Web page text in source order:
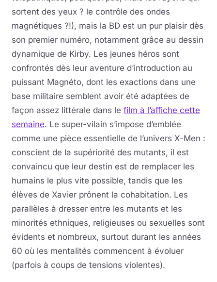
sortent des yeux ? le contrôle des ondes
magnétiques ?!), mais la BD est un pur plaisir dès
son premier numéro, notamment grâce au dessin
dynamique de Kirby. Les jeunes héros sont
confrontés dès leur aventure d’introduction au
puissant Magnéto, dont les exactions dans une
base militaire semblent avoir été adaptées de
façon assez littérale dans le film à l’affiche cette
semaine. Le super-vilain s’impose d’emblée
comme une pièce essentielle de l’univers X-Men :
conscient de la supériorité des mutants, il est
convaincu que leur destin est de remplacer les
humains le plus vite possible, tandis que les
élèves de Xavier prônent la cohabitation. Les
parallèles à dresser entre les mutants et les
minorités ethniques, religieuses ou sexuelles sont
évidents et nombreux, surtout durant les années
60 où les mentalités commencent à évoluer
(parfois à coups de tensions violentes).